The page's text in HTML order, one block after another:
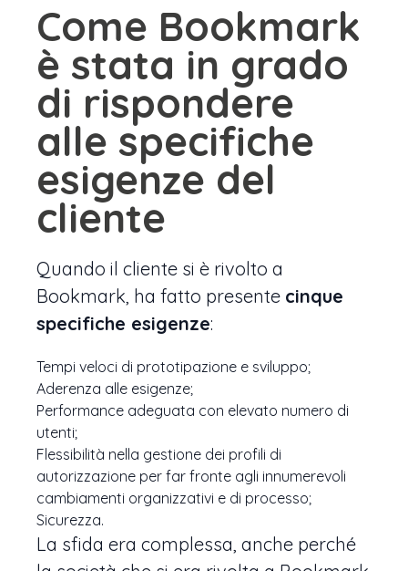
Come Bookmark
è stata in grado
di rispondere
alle specifiche
esigenze del
cliente
Quando il cliente si è rivolto a
Bookmark, ha fatto presente cinque
specifiche esigenze:
Tempi veloci di prototipazione e sviluppo;
Aderenza alle esigenze;
Performance adeguata con elevato numero di
utenti;
Flessibilità nella gestione dei profili di
autorizzazione per far fronte agli innumerevoli
cambiamenti organizzativi e di processo;
Sicurezza.
La sfida era complessa, anche perché